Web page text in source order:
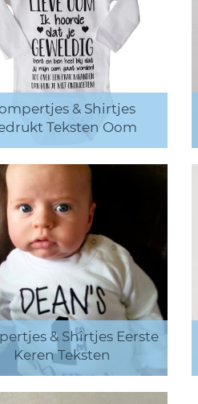
& Shirtjes
Teksten Oom
& Shirtjes Eerste
Keren Teksten